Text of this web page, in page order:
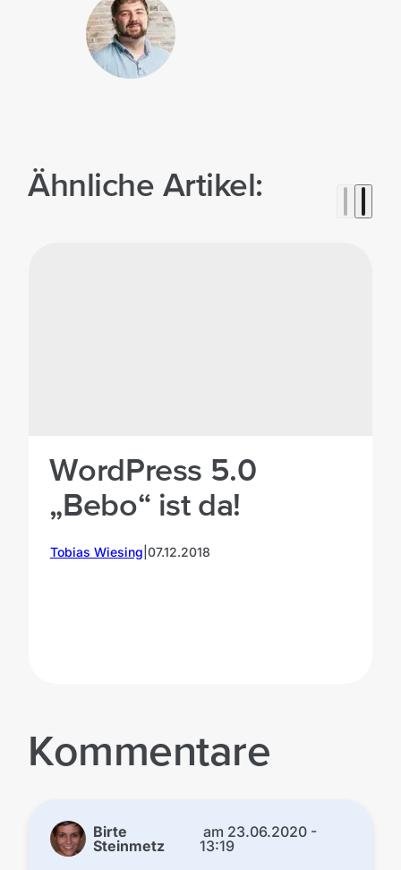
Ähnliche Artikel:
WordPress 5.0
„Bebo“ ist da!
Tobias Wiesing 07.12.2018
Kommentare
Birte
Steinmetz
am 23.06.2020 -
13:19